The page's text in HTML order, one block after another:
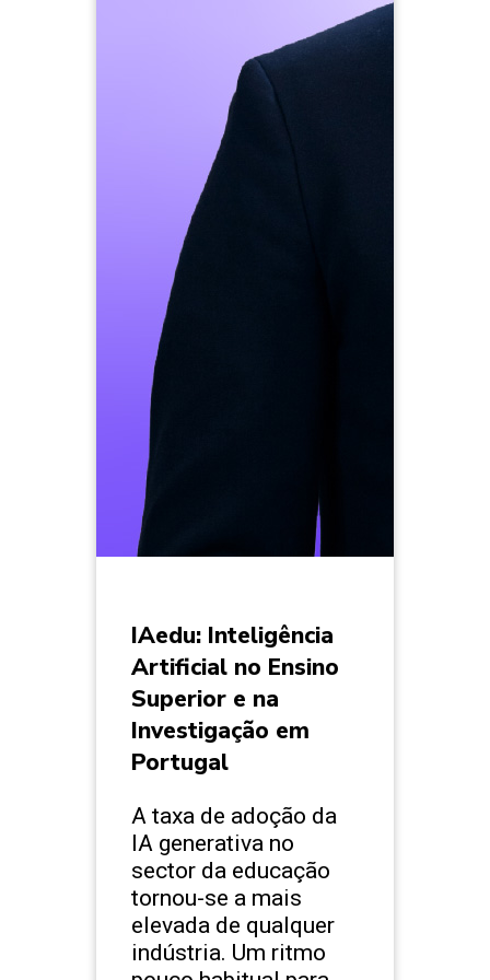
IAedu: Inteligência
Artificial no Ensino
Superior e na
Investigação em
Portugal
A taxa de adoção da
IA generativa no
sector da educação
tornou-se a mais
elevada de qualquer
indústria. Um ritmo